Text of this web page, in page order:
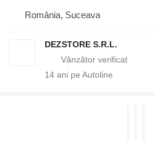
România, Suceava
DEZSTORE S.R.L.
14 ani pe Autoline